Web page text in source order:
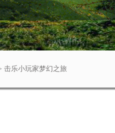
击乐小玩家梦幻之旅